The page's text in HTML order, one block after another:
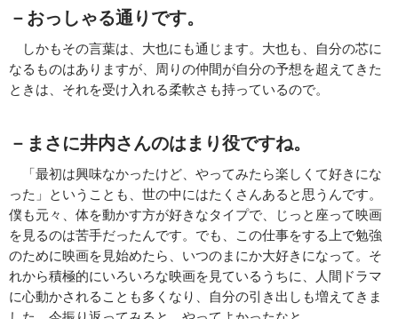
－おっしゃる通りです。
しかもその言葉は、大也にも通じます。大也も、自分の芯に
なるものはありますが、周りの仲間が自分の予想を超えてきた
ときは、それを受け入れる柔軟さも持っているので。
－まさに井内さんのはまり役ですね。
「最初は興味なかったけど、やってみたら楽しくて好きにな
った」ということも、世の中にはたくさんあると思うんです。
僕も元々、体を動かす方が好きなタイプで、じっと座って映画
を見るのは苦手だったんです。でも、この仕事をする上で勉強
のために映画を見始めたら、いつのまにか大好きになって。そ
れから積極的にいろいろな映画を見ているうちに、人間ドラマ
に心動かされることも多くなり、自分の引き出しも増えてきま